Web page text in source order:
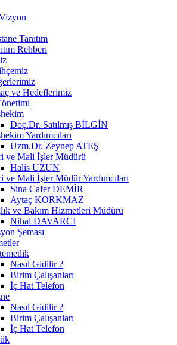
Tanıtım
Rehberi
ve Hedeflerimiz
Doç.Dr. Satılmış BİLGİN
Yardımcıları
Uzm.Dr. Zeynep ATEŞ
ve Mali İşler Müdürü
Halis UZUN
ve Mali İşler Müdür Yardımcıları
Sina Cafer DEMİR
Aytaç KORKMAZ
ve Bakım Hizmetleri Müdürü
Nihal DAVARCI
Şeması
Nasıl Gidilir ?
Birim Çalışanları
İç Hat Telefon
Nasıl Gidilir ?
Birim Çalışanları
İç Hat Telefon